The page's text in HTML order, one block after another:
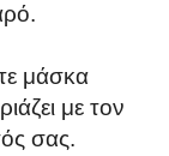
μάσκα
με τον
σας.